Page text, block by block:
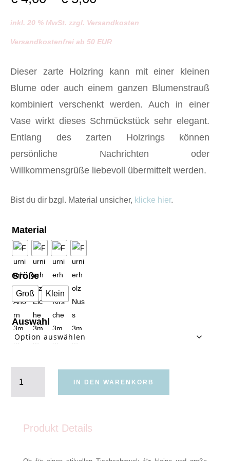
bis
€ 5,00
inkl. 20 % MwSt. zzgl. Versandkosten
Versandkostenfrei ab 50 EUR
Dieser zarte Holzring kann mit einer kleinen
Blume oder auch einem ganzen Blumenstrauß
kombiniert verschenkt werden. Auch in einer
Vase wirkt dieses Schmückstück sehr elegant.
Entlang des zarten Holzrings können
persönliche Nachrichten oder
Willkommensgrüße liebevoll übermittelt werden.
Bist du dir bzgl. Material unsicher, klicke hier.
Material
Größe
Groß Klein
Auswahl
zart
Menge
IN DEN WARENKORB
Produkt Details